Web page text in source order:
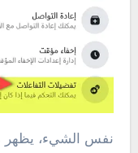
نفس الشيء، يظهر